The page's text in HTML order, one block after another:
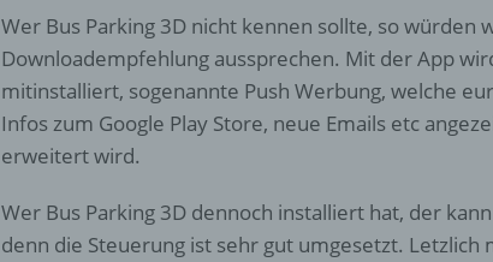
Wer Bus Parking 3D nicht kennen sollte, so würden
Downloadempfehlung aussprechen. Mit der App
mitinstalliert, sogenannte Push Werbung, welche
Infos zum Google Play Store, neue Emails etc
erweitert wird.
Wer Bus Parking 3D dennoch installiert hat, der
denn die Steuerung ist sehr gut umgesetzt.